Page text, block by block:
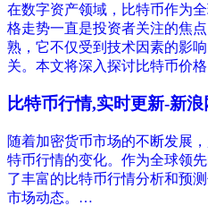
在数字资产领域，比特币作为
格走势一直是投资者关注的焦
熟，它不仅受到技术因素的影
关。本文将深入探讨比特币价
比特币行情,实时更新-新
随着加密货币市场的不断发展
特币行情的变化。作为全球领
了丰富的比特币行情分析和预
市场动态。…